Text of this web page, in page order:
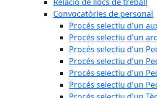
Convocatòries de personal
Procés selectiu d'un
Procés selectiu d'un
Procés selectiu d'un
Procés selectiu d'un
Procés selectiu d'un
Procés selectiu d'un